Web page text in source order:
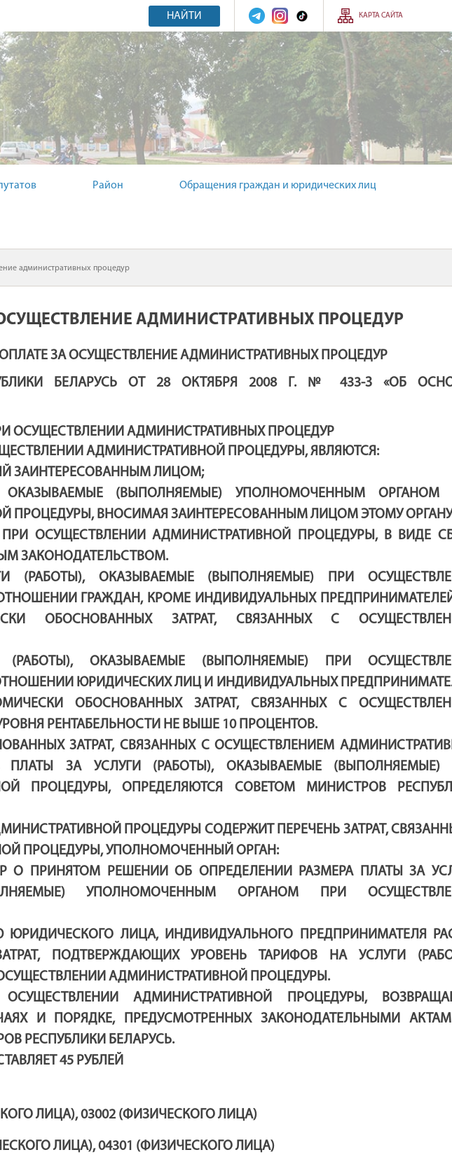
НАЙТИ КАРТА САЙТА
Район Обращения граждан и юридических лиц
административных процедур
АДМИНИСТРАТИВНЫХ ПРОЦЕДУР
ЗА ОСУЩЕСТВЛЕНИЕ АДМИНИСТРАТИВНЫХ ПРОЦЕДУР
БЕЛАРУСЬ ОТ 28 ОКТЯБРЯ 2008 Г. № 433-З «ОБ
ОСУЩЕСТВЛЕНИИ АДМИНИСТРАТИВНЫХ ПРОЦЕДУР
АДМИНИСТРАТИВНОЙ ПРОЦЕДУРЫ, ЯВЛЯЮТСЯ:
ЗАИНТЕРЕСОВАННЫМ ЛИЦОМ;
ОКАЗЫВАЕМЫЕ (ВЫПОЛНЯЕМЫЕ) УПОЛНОМОЧЕННЫМ ОРГАНОМ
ПРОЦЕДУРЫ, ВНОСИМАЯ ЗАИНТЕРЕСОВАННЫМ ЛИЦОМ ЭТОМУ
ОСУЩЕСТВЛЕНИИ АДМИНИСТРАТИВНОЙ ПРОЦЕДУРЫ, В ВИДЕ
ЗАКОНОДАТЕЛЬСТВОМ.
(РАБОТЫ), ОКАЗЫВАЕМЫЕ (ВЫПОЛНЯЕМЫЕ) ПРИ
ГРАЖДАН, КРОМЕ ИНДИВИДУАЛЬНЫХ
ОБОСНОВАННЫХ ЗАТРАТ, СВЯЗАННЫХ С
ОКАЗЫВАЕМЫЕ (ВЫПОЛНЯЕМЫЕ) ПРИ
ЮРИДИЧЕСКИХ ЛИЦ И ИНДИВИДУАЛЬНЫХ
ОБОСНОВАННЫХ ЗАТРАТ, СВЯЗАННЫХ С
РЕНТАБЕЛЬНОСТИ НЕ ВЫШЕ 10 ПРОЦЕНТОВ.
ЗАТРАТ, СВЯЗАННЫХ С ОСУЩЕСТВЛЕНИЕМ
ПЛАТЫ ЗА УСЛУГИ (РАБОТЫ), ОКАЗЫВАЕМЫЕ (ВЫПОЛНЯЕМЫЕ)
ПРОЦЕДУРЫ, ОПРЕДЕЛЯЮТСЯ СОВЕТОМ МИНИСТРОВ
ПРОЦЕДУРЫ СОДЕРЖИТ ПЕРЕЧЕНЬ ЗАТРАТ,
ПРОЦЕДУРЫ, УПОЛНОМОЧЕННЫЙ ОРГАН:
О ПРИНЯТОМ РЕШЕНИИ ОБ ОПРЕДЕЛЕНИИ РАЗМЕРА ПЛАТЫ ЗА
УПОЛНОМОЧЕННЫМ ОРГАНОМ ПРИ
ЮРИДИЧЕСКОГО ЛИЦА, ИНДИВИДУАЛЬНОГО ПРЕДПРИНИМАТЕЛЯ
ПОДТВЕРЖДАЮЩИХ УРОВЕНЬ ТАРИФОВ НА УСЛУГИ
АДМИНИСТРАТИВНОЙ ПРОЦЕДУРЫ.
АДМИНИСТРАТИВНОЙ ПРОЦЕДУРЫ,
И ПОРЯДКЕ, ПРЕДУСМОТРЕННЫХ ЗАКОНОДАТЕЛЬНЫМИ
РЕСПУБЛИКИ БЕЛАРУСЬ.
45 РУБЛЕЙ
ЛИЦА), 03002 (ФИЗИЧЕСКОГОЛИЦА)
ЛИЦА), 04301 (ФИЗИЧЕСКОГОЛИЦА)